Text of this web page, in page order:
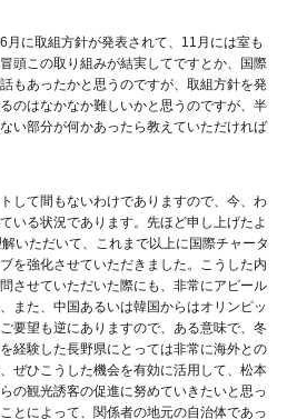
に取組方針が発表されて、11月には室も
頭この取り組みが結実してですとか、国際
もあったかと思うのですが、取組方針を発
のはなかなか難しいかと思うのですが、半
い部分が何かあったら教えていただければ
して間もないわけでありますので、今、わ
いる状況であります。先ほど申し上げたよ
いただいて、これまで以上に国際チャータ
を強化させていただきました。こうした内
させていただいた際にも、非常にアピール
また、中国あるいは韓国からはオリンピッ
要望も逆にありますので、ある意味で、冬
経験した長野県にとっては非常に海外との
ぜひこうした機会を有効に活用して、松本
の観光誘客の促進に努めていきたいと思っ
とによって、関係者の地元の自治体であっ